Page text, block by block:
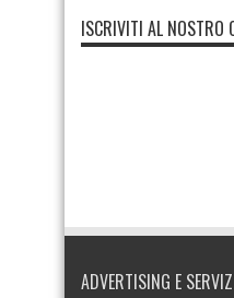
ISCRIVITI AL NOSTRO
ADVERTISING E